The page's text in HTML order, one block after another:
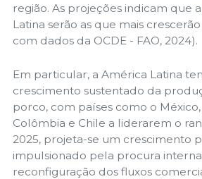
região. As projeções indicam que
Latina serão as que mais
com dados da OCDE - FAO, 2024).
Em particular, a América Latina
crescimento sustentado da
porco, com países como o
Colômbia e Chile a liderarem o
2025, projeta-se um crescimento
impulsionado pela procura
reconfiguração dos fluxos